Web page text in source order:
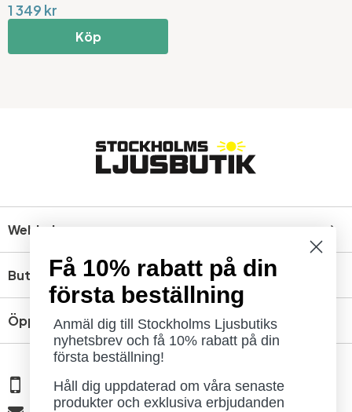
1 349 kr
Köp
Webbshop
Butik
Öppettider
08 - 654 29 00
Få 10% rabatt på din
första beställning
Anmäl dig till Stockholms Ljusbutiks
nyhetsbrev och få 10% rabatt på din
första beställning!
Håll dig uppdaterad om våra senaste
produkter och exklusiva erbjudanden